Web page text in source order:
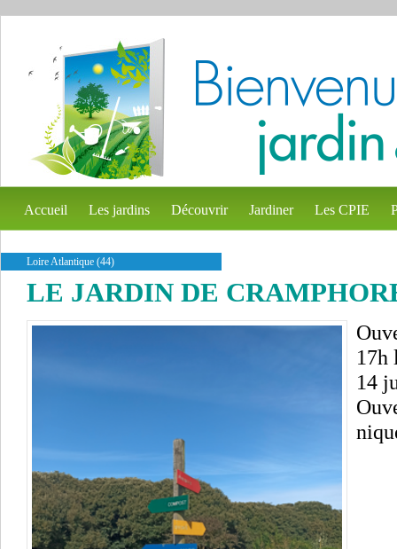
Accueil Les jardins Découvrir Jardiner Les CPIE
Loire Atlantique (44)
LE JARDIN DE
17h
14